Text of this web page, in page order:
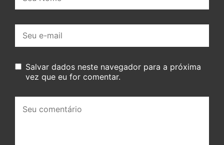
mail:
Salvar dados neste navegador para a próxima
vez que eu for comentar.
comentário: